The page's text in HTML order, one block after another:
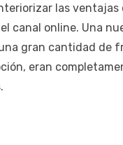
las ventajas
canal online. Una
gran cantidad de
eran